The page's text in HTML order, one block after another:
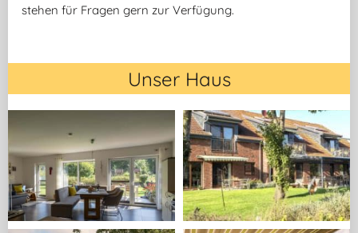
stehen für Fragen gern zur Verfügung.
Unser Haus